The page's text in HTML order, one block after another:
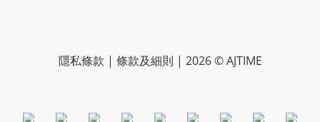
隱私條款 | 條款及細則 | 2026 © AJTIME